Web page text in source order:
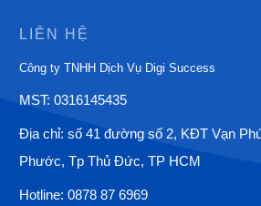
LIÊN HỆ
Công ty TNHH Dịch Vụ Digi Success
MST: 0316145435
Địa chỉ: số 41 đường số 2, KĐT Vạn
Phước, Tp Thủ Đức, TP HCM
Hotline: 0878 87 6969